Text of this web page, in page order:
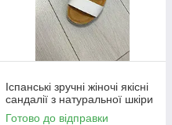
Іспанські зручні жіночі якісні
сандалії з натуральної шкіри
Готово до відправки